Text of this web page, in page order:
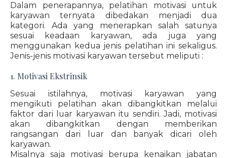
Dalam penerapannya, pelatihan motivasi untuk
karyawan ternyata dibedakan menjadi dua
kategori. Ada yang menerapkan salah satunya
sesuai keadaan karyawan, ada juga yang
menggunakan kedua jenis pelatihan ini sekaligus.
Jenis-jenis motivasi karyawan tersebut meliputi :
1. Motivasi Ekstrinsik
Sesuai istilahnya, motivasi karyawan yang
mengikuti pelatihan akan dibangkitkan melalui
faktor dari luar karyawan itu sendiri. Jadi, motivasi
akan dibangkitkan dengan memberikan
rangsangan dari luar dan banyak dicari oleh
karyawan.
Misalnya saja motivasi berupa kenaikan jabatan